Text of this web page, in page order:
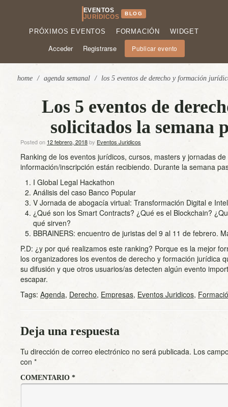
EVENTOS
JURÍDICOS
BLOG
PRÓXIMOS EVENTOS FORMACIÓN WIDGET
Acceder Registrarse Publicar evento
home / agenda semanal / los 5 eventos de derecho y formación
Los 5 eventos de
solicitados la semana
Posted on 12 febrero, 2018by Eventos Juridicos
Ranking de los eventos jurídicos, cursos, masters y jornadas
información/inscripción están recibiendo. Durante la semana
I Global Legal Hackathon
Análisis del caso Banco Popular
V Jornada de abogacía virtual: Transformación Digital e
¿Qué son los Smart Contracts? ¿Qué es el Blockchain?
qué sirven?
BBRAINERS: encuentro de juristas del 9 al 11 de febrero.
P.D: ¿y por qué realizamos este ranking? Porque es la mejor
los organizadores los eventos de derecho y formación jurídica
su difusión y que otros usuarios/as detecten algún evento
escapar.
Tags: Agenda, Derecho, Empresas, Eventos Juridicos,
Deja una respuesta
Tu dirección de correo electrónico no será publicada. Los
con *
COMENTARIO *